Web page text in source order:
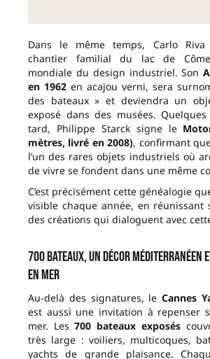
Dans le même temps, Carlo
chantier familial du lac de
mondiale du design industriel. Son
en 1962 en acajou verni, sera
des bateaux » et deviendra un
exposé dans des musées.
tard, Philippe Starck signe le
mètres, livré en 2008), confirmant
l’un des rares objets industriels où
de vivre se fondent dans une même
C’est précisément cette généalogie
visible chaque année, en réunissant
des créations qui dialoguent avec
700 bateaux, un décor méditerranéen
en mer
Au-delà des signatures, leCannes
est aussi une invitation à repenser
mer. Les700 bateaux exposés
très large : voiliers, multicoques,
yachts de grande plaisance.